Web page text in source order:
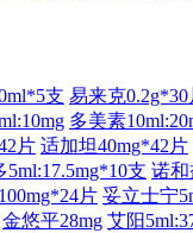
支 易来克0.2g*30
多美素
片 适加坦40mg*42片
5ml:17.5mg*10支 诺和
片 妥立士宁
金悠平28mg 艾阳